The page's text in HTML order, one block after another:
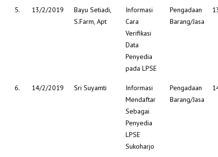
5. 13/2/2019
Bayu Setiadi,
S.Farm, Apt
Informasi
Cara
Verifikasi
Data
Penyedia
pada LPSE
Pengadaan
Barang/Jasa
6. 14/2/2019 Sri Suyamti
Informasi
Mendaftar
Sebagai
Penyedia
LPSE
Sukoharjo
Pengadaan
Barang/Jasa